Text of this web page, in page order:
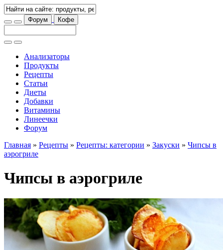
Форум Кофе
Анализаторы
Продукты
Рецепты
Статьи
Диеты
Добавки
Витамины
Линеечки
Форум
Главная » Рецепты » Рецепты: категории » Закуски » Чипсы в
аэрогриле
Чипсы в аэрогриле